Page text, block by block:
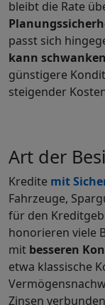
bleibt die Rate
passt sich
kann schwanken
günstigere
steigender
Art der
Kredite mit
Fahrzeuge,
für den
honorieren viele
mit besseren
etwa klassische
Zinsen